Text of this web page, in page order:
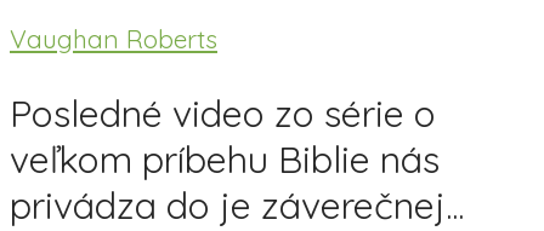
Vaughan Roberts
Posledné video zo série o
veľkom príbehu Biblie nás
privádza do je záverečnej...